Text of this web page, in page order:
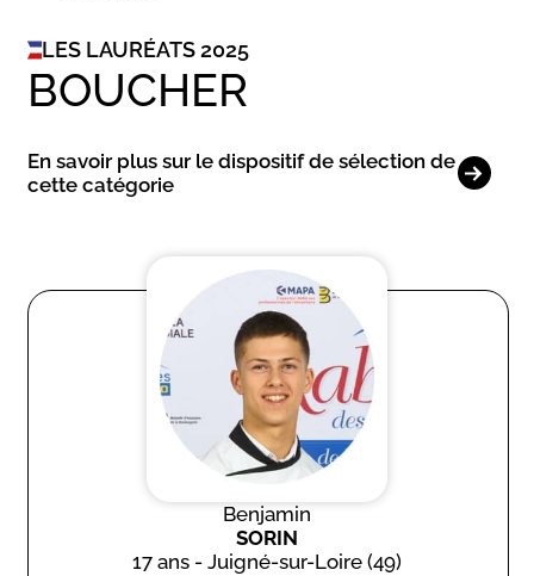
LES LAURÉATS 2025
BOUCHER
En savoir plus sur le dispositif de sélection de
cette catégorie
Benjamin
SORIN
17 ans - Juigné-sur-Loire (49)